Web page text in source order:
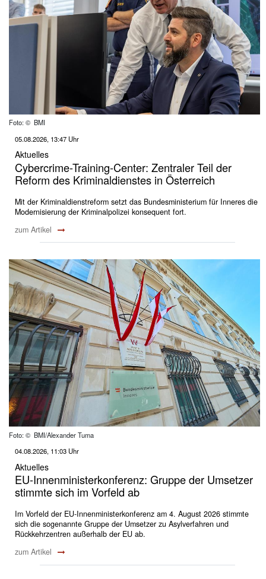
Foto: © BMI
05.08.2026, 13:47 Uhr
Aktuelles
Cybercrime-Training-Center: Zentraler Teil der
Reform des Kriminaldienstes in Österreich
Mit der Kriminaldienstreform setzt das Bundesministerium für Inneres die
Modernisierung der Kriminalpolizei konsequent fort.
zum Artikel
Foto: © BMI/Alexander Tuma
04.08.2026, 11:03 Uhr
Aktuelles
EU-Innenministerkonferenz: Gruppe der Umsetzer
stimmte sich im Vorfeld ab
Im Vorfeld der EU-Innenministerkonferenz am 4. August 2026 stimmte
sich die sogenannte Gruppe der Umsetzer zu Asylverfahren und
Rückkehrzentren außerhalb der EU ab.
zum Artikel